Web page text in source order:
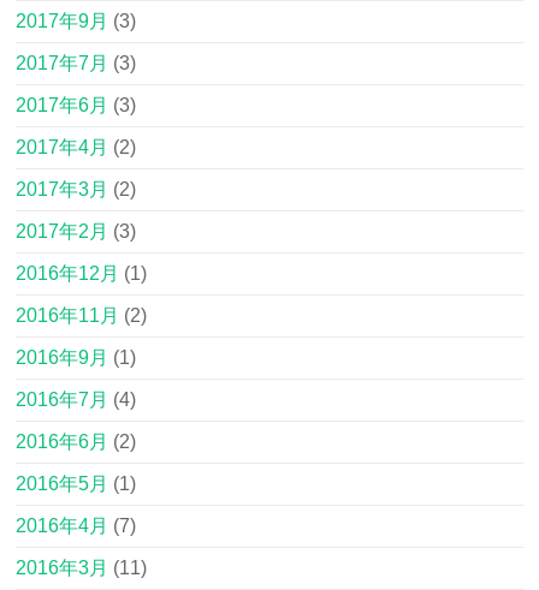
2017年9月 (3)
2017年7月 (3)
2017年6月 (3)
2017年4月 (2)
2017年3月 (2)
2017年2月 (3)
2016年12月 (1)
2016年11月 (2)
2016年9月 (1)
2016年7月 (4)
2016年6月 (2)
2016年5月 (1)
2016年4月 (7)
2016年3月 (11)